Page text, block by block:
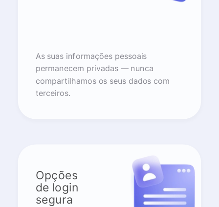
As suas informações pessoais
permanecem privadas — nunca
compartilhamos os seus dados com
terceiros.
Opções
de login
segura